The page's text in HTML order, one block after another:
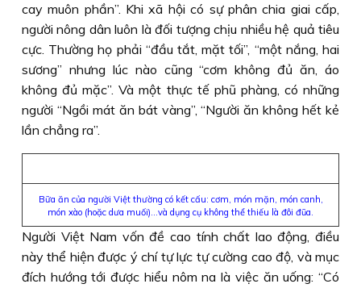
cay muôn phần”. Khi xã hội có sự phân chia giai cấp,
người nông dân luôn là đối tượng chịu nhiều hệ quả tiêu
cực. Thường họ phải “đầu tắt, mặt tối”, “một nắng, hai
sương” nhưng lúc nào cũng “cơm không đủ ăn, áo
không đủ mặc”. Và một thực tế phũ phàng, có những
người “Ngồi mát ăn bát vàng”, “Người ăn không hết kẻ
lần chẳng ra”.
Bữa ăn của người Việt thường có kết cấu: cơm, món mặn, món canh,
món xào (hoặc dưa muối)…và dụng cụ không thể thiếu là đôi đũa.
Người Việt Nam vốn đề cao tính chất lao động, điều
này thể hiện được ý chí tự lực tự cường cao độ, và mục
đích hướng tới được hiểu nôm na là việc ăn uống: “Có